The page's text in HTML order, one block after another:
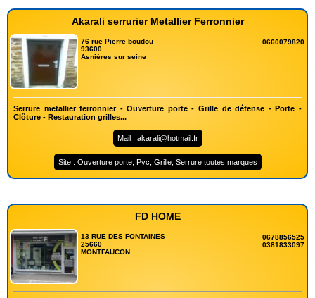
Akarali serrurier Metallier Ferronnier
76 rue Pierre boudou
93600
Asnières sur seine
0660079820
Serrure metallier ferronnier - Ouverture porte - Grille de défense - Porte -
Clôture - Restauration grilles...
Mail : akarali@hotmail.fr
Site : Ouverture porte, Pvc, Grille, Serrure toutes marques
FD HOME
13 RUE DES FONTAINES
25660
MONTFAUCON
0678856525
0381833097